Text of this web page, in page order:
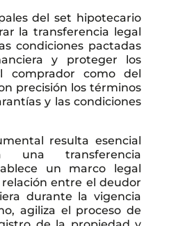
del set hipotecario
la transferencia legal
condiciones pactadas
y proteger los
comprador como del
precisión los términos
y las condiciones
resulta esencial
una transferencia
un marco legal
entre el deudor
durante la vigencia
agiliza el proceso de